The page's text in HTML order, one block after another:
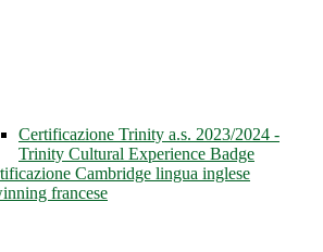
Certificazione Trinity a.s. 2023/2024 -
Trinity Cultural Experience Badge
Cambridge lingua inglese
francese